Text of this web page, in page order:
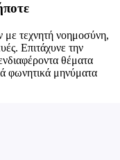
με τεχνητή νοημοσύνη,
Επιτάχυνε την
θέματα
φωνητικά μηνύματα